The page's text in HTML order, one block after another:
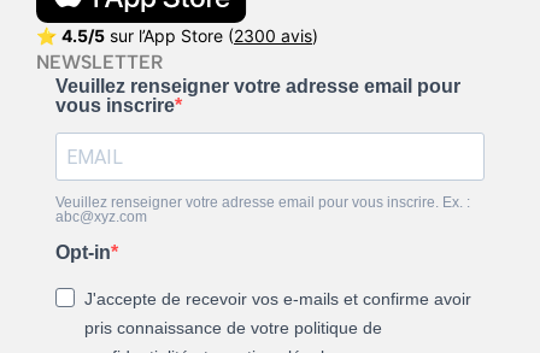
⭐ 4.5/5 sur l’App Store (2300 avis)
NEWSLETTER
Veuillez renseigner votre adresse email pour
vous inscrire
Veuillez renseigner votre adresse email pour vous inscrire. Ex. :
abc@xyz.com
Opt-in
J'accepte de recevoir vos e-mails et confirme avoir
pris connaissance de votre politique de